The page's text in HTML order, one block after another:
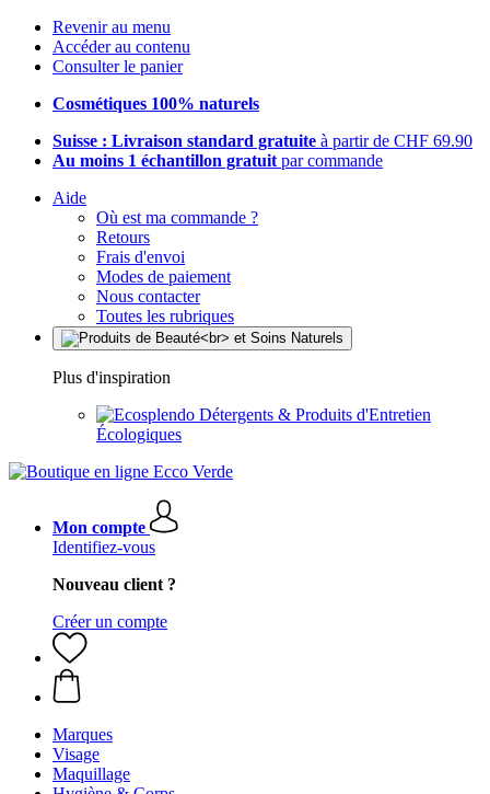
Revenir au menu
Accéder au contenu
Consulter le panier
Cosmétiques 100% naturels
Suisse : Livraison standard gratuite à partir de CHF 69.90
Au moins 1 échantillon gratuit par commande
Aide
Où est ma commande ?
Retours
Frais d'envoi
Modes de paiement
Nous contacter
Toutes les rubriques
Plus d'inspiration
Détergents & Produits d'Entretien
Écologiques
Mon compte
Identifiez-vous
Nouveau client ?
Créer un compte
Marques
Visage
Maquillage